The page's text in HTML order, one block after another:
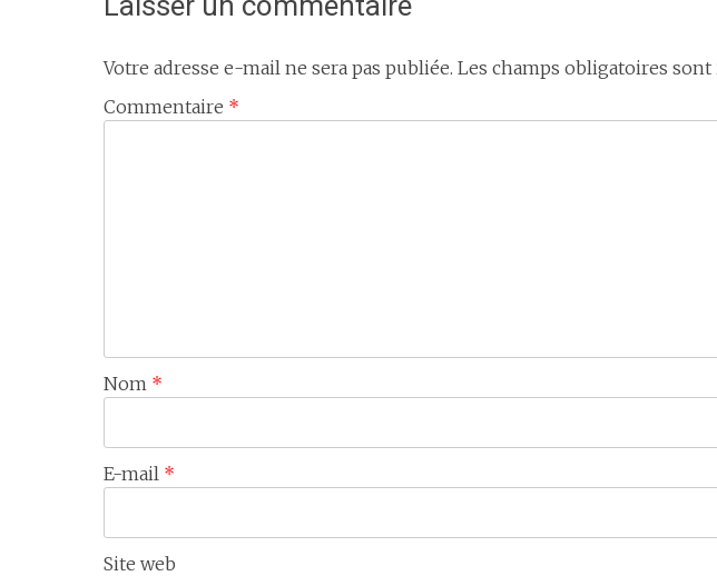
Votre adresse e-mail ne sera pas publiée. Les champs obligatoires sont
Commentaire *
Nom *
E-mail *
Site web